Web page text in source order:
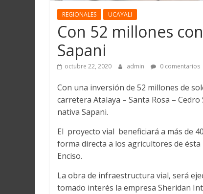
REGIONALES UCAYALI
Con 52 millones
Sapani
octubre 22, 2020 admin 0 comentarios
Con una inversión de 52 millones de
carretera Atalaya – Santa Rosa –
nativa Sapani.
El proyecto vial beneficiará a más de
forma directa a los agricultores de
Enciso.
La obra de infraestructura vial, será
tomado interés la empresa Sheridan